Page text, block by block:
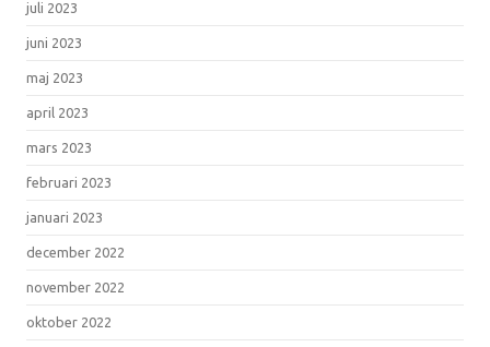
juli 2023
juni 2023
maj 2023
april 2023
mars 2023
februari 2023
januari 2023
december 2022
november 2022
oktober 2022